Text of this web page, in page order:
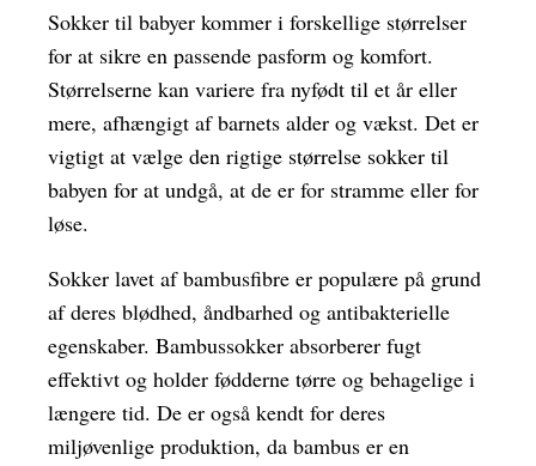
Sokker til babyer kommer i forskellige størrelser
for at sikre en passende pasform og komfort.
Størrelserne kan variere fra nyfødt til et år eller
mere, afhængigt af barnets alder og vækst. Det er
vigtigt at vælge den rigtige størrelse sokker til
babyen for at undgå, at de er for stramme eller for
løse.
Sokker lavet af bambusfibre er populære på grund
af deres blødhed, åndbarhed og antibakterielle
egenskaber. Bambussokker absorberer fugt
effektivt og holder fødderne tørre og behagelige i
længere tid. De er også kendt for deres
miljøvenlige produktion, da bambus er en